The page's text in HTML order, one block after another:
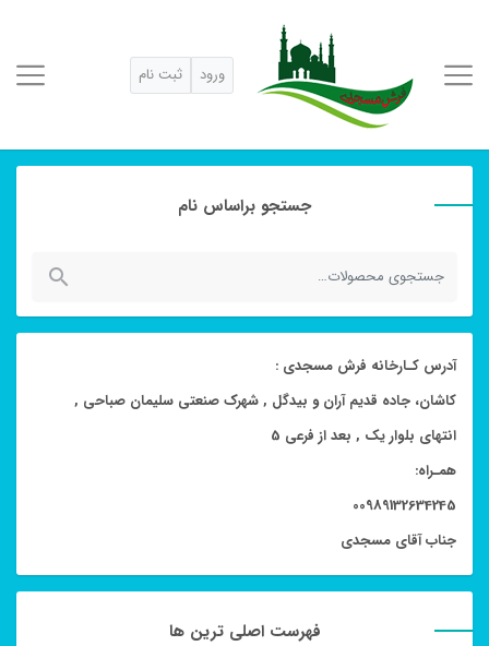
ورود ثبت نام
جستجو براساس نام
جستجو
آدرس کـارخانه فرش مسجدی :
کاشان، جاده قدیم آران و بیدگل , شهرک صنعتی سلیمان صباحی ,
انتهای بلوار یک , بعد از فرعی 5
همـراه:
00989132634245
جناب آقای مسجدی
فهرست اصلی ترین ها